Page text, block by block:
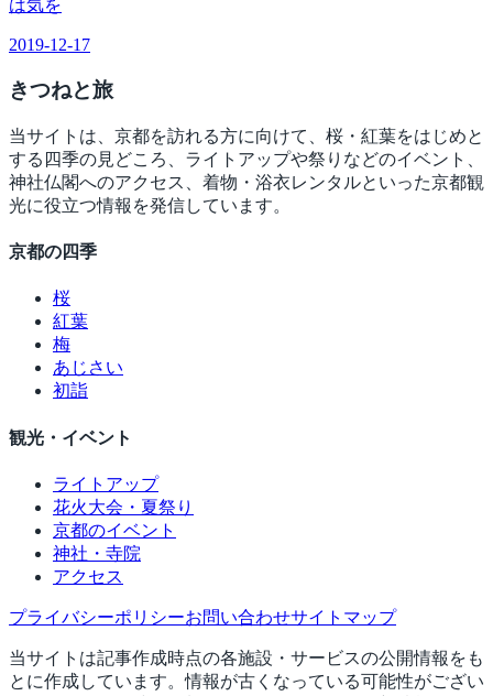
は気を
2019-12-17
きつねと旅
当サイトは、京都を訪れる方に向けて、桜・紅葉をはじめと
する四季の見どころ、ライトアップや祭りなどのイベント、
神社仏閣へのアクセス、着物・浴衣レンタルといった京都観
光に役立つ情報を発信しています。
京都の四季
桜
紅葉
梅
あじさい
初詣
観光・イベント
ライトアップ
花火大会・夏祭り
京都のイベント
神社・寺院
アクセス
プライバシーポリシーお問い合わせサイトマップ
当サイトは記事作成時点の各施設・サービスの公開情報をも
とに作成しています。情報が古くなっている可能性がござい